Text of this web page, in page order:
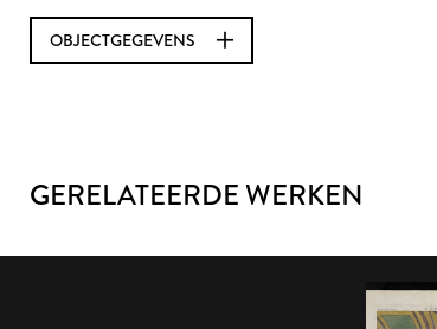
OBJECTGEGEVENS
GERELATEERDE WERKEN